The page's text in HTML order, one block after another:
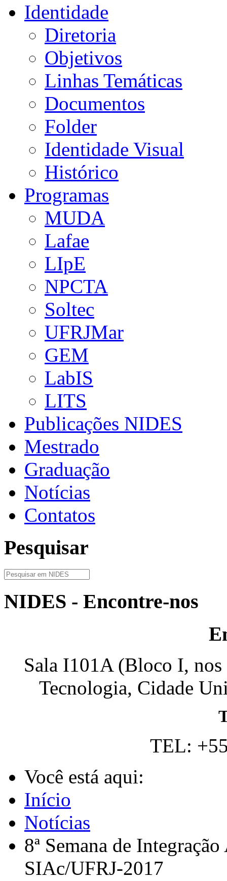
Identidade
Diretoria
Objetivos
Linhas Temáticas
Documentos
Folder
Identidade Visual
Histórico
Programas
MUDA
Lafae
LIpE
NPCTA
Soltec
UFRJMar
GEM
LabIS
LITS
Publicações NIDES
Mestrado
Graduação
Notícias
Contatos
Pesquisar
NIDES - Encontre-nos
Sala I101A (Bloco I,
Tecnologia, Cidade
TEL:
Você está aqui:
Início
Notícias
8ª Semana de
SIAc/UFRJ-2017